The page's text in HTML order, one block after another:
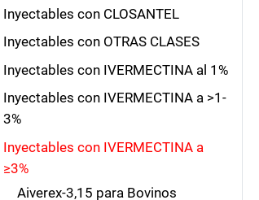
Inyectables con CLOSANTEL
Inyectables con OTRAS CLASES
Inyectables con IVERMECTINA al 1%
Inyectables con IVERMECTINA a >1-
3%
Inyectables con IVERMECTINA a
≥3%
Aiverex-3,15 para Bovinos